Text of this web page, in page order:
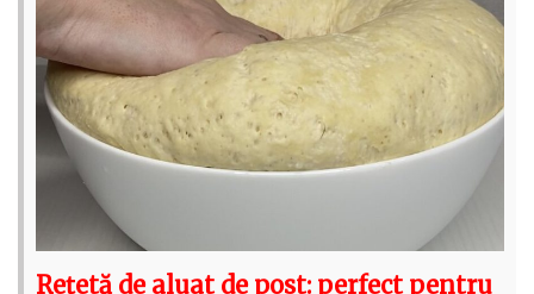
Rețetă de aluat de post: perfect pentru